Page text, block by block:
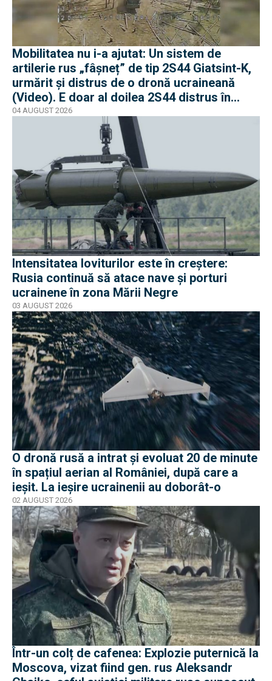
Mobilitatea nu i-a ajutat: Un sistem de
artilerie rus „fâșneț” de tip 2S44 Giatsint-K,
urmărit și distrus de o dronă ucraineană
(Video). E doar al doilea 2S44 distrus în
război
04 AUGUST 2026
Intensitatea loviturilor este în creștere:
Rusia continuă să atace nave și porturi
ucrainene în zona Mării Negre
03 AUGUST 2026
O dronă rusă a intrat și evoluat 20 de minute
în spațiul aerian al României, după care a
ieșit. La ieșire ucrainenii au doborât-o
02 AUGUST 2026
Într-un colț de cafenea: Explozie puternică la
Moscova, vizat fiind gen. rus Aleksandr